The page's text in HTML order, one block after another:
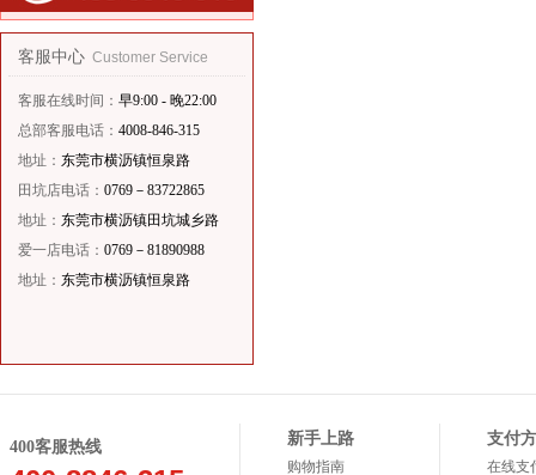
客服中心 Customer Service
客服在线时间： 早9:00 - 晚22:00
总部客服电话： 4008-846-315
地址： 东莞市横沥镇恒泉路
田坑店电话： 0769－83722865
地址： 东莞市横沥镇田坑城乡路
爱一店电话： 0769－81890988
地址： 东莞市横沥镇恒泉路
400客服热线 新手上路
购物指南
支付
在线支